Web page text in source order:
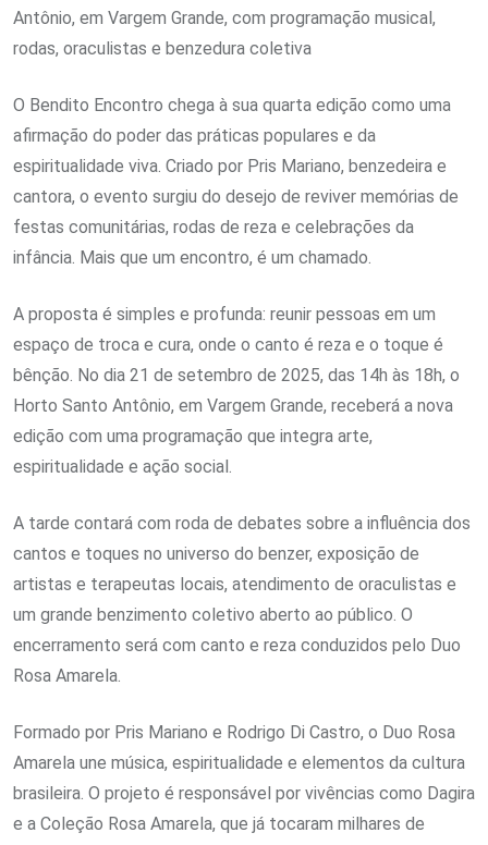
Antônio, em Vargem Grande, com programação musical,
rodas, oraculistas e benzedura coletiva
O Bendito Encontro chega à sua quarta edição como uma
afirmação do poder das práticas populares e da
espiritualidade viva. Criado por Pris Mariano, benzedeira e
cantora, o evento surgiu do desejo de reviver memórias de
festas comunitárias, rodas de reza e celebrações da
infância. Mais que um encontro, é um chamado.
A proposta é simples e profunda: reunir pessoas em um
espaço de troca e cura, onde o canto é reza e o toque é
bênção. No dia 21 de setembro de 2025, das 14h às 18h, o
Horto Santo Antônio, em Vargem Grande, receberá a nova
edição com uma programação que integra arte,
espiritualidade e ação social.
A tarde contará com roda de debates sobre a influência dos
cantos e toques no universo do benzer, exposição de
artistas e terapeutas locais, atendimento de oraculistas e
um grande benzimento coletivo aberto ao público. O
encerramento será com canto e reza conduzidos pelo Duo
Rosa Amarela.
Formado por Pris Mariano e Rodrigo Di Castro, o Duo Rosa
Amarela une música, espiritualidade e elementos da cultura
brasileira. O projeto é responsável por vivências como Dagira
e a Coleção Rosa Amarela, que já tocaram milhares de